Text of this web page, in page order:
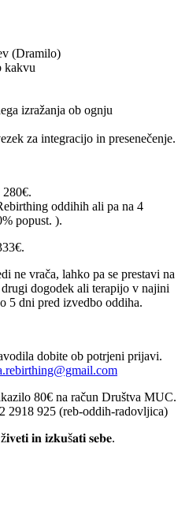
(Dramilo)
kakvu
izražanja ob ognju
za integracijo in presenečenje.
oddihih ali pa na 4
popust. ).
ne vrača, lahko pa se prestavi na
dogodek ali terapijo v najini
5 dni pred izvedbo oddiha.
dobite ob potrjeni prijavi.
80€ na račun Društva MUC.
2918 925 (reb-oddih-radovljica)
𝐢𝐧 𝐢𝐳𝐤𝐮š𝐚𝐭𝐢 𝐬𝐞𝐛𝐞.